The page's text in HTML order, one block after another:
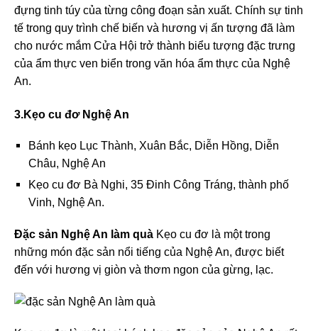
đựng tinh túy của từng công đoạn sản xuất. Chính sự tinh
tế trong quy trình chế biến và hương vị ấn tượng đã làm
cho nước mắm Cửa Hội trở thành biểu tượng đặc trưng
của ẩm thực ven biển trong văn hóa ẩm thực của Nghệ
An.
3.Kẹo cu đơ Nghệ An
Bánh kẹo Lục Thành, Xuân Bắc, Diễn Hồng, Diễn
Châu, Nghệ An
Kẹo cu đơ Bà Nghi, 35 Đinh Công Tráng, thành phố
Vinh, Nghệ An.
Đặc sản Nghệ An làm quà Kẹo cu đơ là một trong
những món đặc sản nổi tiếng của Nghệ An, được biết
đến với hương vị giòn và thơm ngon của gừng, lạc.